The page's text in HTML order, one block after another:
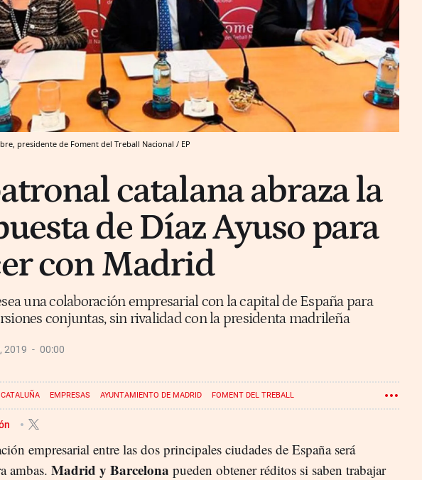
presidente de Foment del Treball Nacional / EP
catalana abraza la
de Díaz Ayuso para
con Madrid
una colaboración empresarial con la capital de España para
conjuntas, sin rivalidad con la presidenta madrileña
2019 00:00
CATALUÑA EMPRESAS AYUNTAMIENTO DE MADRID FOMENT DEL TREBALL
LLIBRE
empresarial entre las dos principales ciudades de España será
ambas. Madrid y Barcelona pueden obtener réditos si saben trabajar